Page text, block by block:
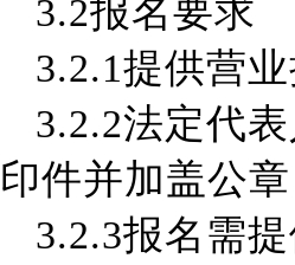
3.2报名要求
3.2.1提供营
3.2.2法定代
印件并加盖公章
3.2.3报名需